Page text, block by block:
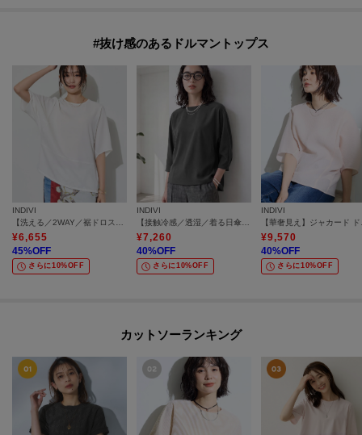
#抜け感のあるドルマントップス
INDIVI
【洗える／2WAY／裾ドロスト付き】 ドルマンスリーブチュニックトップス
¥6,655
45%OFF
さらに10%OFF
INDIVI
【接触冷感／透湿／着る日傘】ドルマントップス
¥7,260
40%OFF
さらに10%OFF
INDIVI
【華
¥9,570
40%OFF
さらに10%OFF
カットソーランキング